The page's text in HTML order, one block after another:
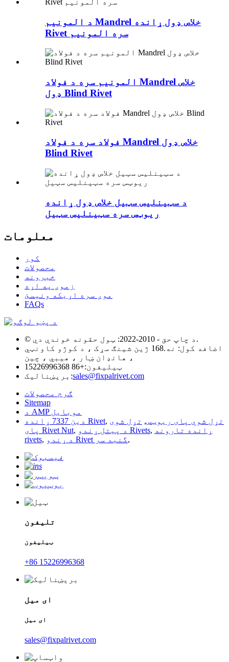
د المونیم Mandrel خلاص ډول ړانده
Rivet سره المونیم
المونیم سره د فولاد Mandrel خلاص
ډول Blind Rivet
فولاد سره د فولاد Mandrel خلاص ډول
Blind Rivet
د سټینلیس سټیل خلاص ډول ړانده
ریوټس سره سټینلیس سټیل
معلومات
کور
محصولات
خبرونه
زموږ په اړه
موږ سره اړیکه ونیسئ
FAQs
© د چاپ حق - 2010-2022: ټول حقونه خوندي دي.
اضافه کول: نه.168 ژین شینګ سړک ، د کوژو کاونټي
، هانډان ښار ، هیبي ، چین
ټیلیفون:+86 15226996368
بریښنالیک:sales@fixpalrivet.com
ګرم محصولات
Sitemap
د AMP موبایل
دین 7337 ړانده Rivet, تړل شوي پای ریوټس, تړل شوی
پای Rivet Nut, د پیتل ړندو Rivets, ړانده تارونه
rivets, د ړندو Rivet گنبد سر,
تلیفون
ټیلیفون
+86 15226996368
ای میل
ای میل
sales@fixpalrivet.com